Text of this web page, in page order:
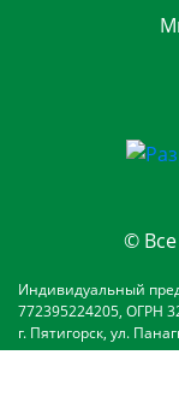
©
Индивидуальный
772395224205, ОГРН
г. Пятигорск, ул.